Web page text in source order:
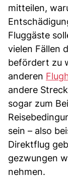
mitteilen,
Fluggäste
vielen Fällen
befördert zu
anderen
andere
sogar zum
sein – also
Direktflug
gezwungen
nehmen.